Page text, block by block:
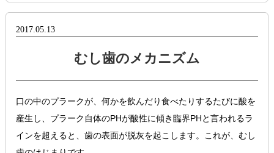
2017.05.13
むし歯のメカニズム
口の中のプラークが、何かを飲んだり食べたりするたびに酸を
産生し、プラーク自体のPHが酸性に傾き臨界PHと言われるラ
インを超えると、歯の表面が脱灰を起こします。これが、むし